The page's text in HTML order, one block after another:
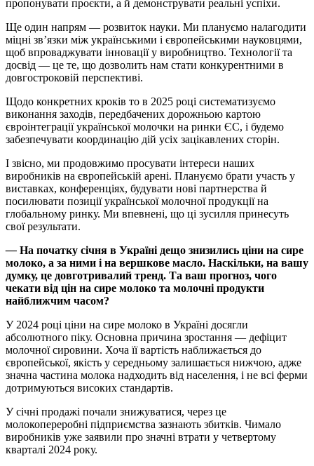
пропонувати проєкти, а й демонструвати реальні успіхи.
Ще один напрям — розвиток науки. Ми плануємо налагодити
міцні зв’язки між українськими і європейськими науковцями,
щоб впроваджувати інновації у виробництво. Технології та
досвід — це те, що дозволить нам стати конкурентними в
довгостроковій перспективі.
Щодо конкретних кроків то в 2025 році систематизуємо
виконання заходів, передбачених дорожньою картою
євроінтеграції української молочки на ринки ЄС, і будемо
забезпечувати координацію дій усіх зацікавлених сторін.
І звісно, ми продовжимо просувати інтереси наших
виробників на європейській арені. Плануємо брати участь у
виставках, конференціях, будувати нові партнерства й
посилювати позиції української молочної продукції на
глобальному ринку. Ми впевнені, що ці зусилля принесуть
свої результати.
— На початку січня в Україні дещо знизились ціни на сире
молоко, а за ними і на вершкове масло. Наскільки, на вашу
думку, це довготривалий тренд. Та ваш прогноз, чого
чекати від цін на сире молоко та молочні продукти
найближчим часом?
У 2024 році ціни на сире молоко в Україні досягли
абсолютного піку. Основна причина зростання — дефіцит
молочної сировини. Хоча її вартість наближається до
європейської, якість у середньому залишається нижчою, адже
значна частина молока надходить від населення, і не всі ферми
дотримуються високих стандартів.
У січні продажі почали знижуватися, через це
молокопереробні підприємства зазнають збитків. Чимало
виробників уже заявили про значні втрати у четвертому
кварталі 2024 року.